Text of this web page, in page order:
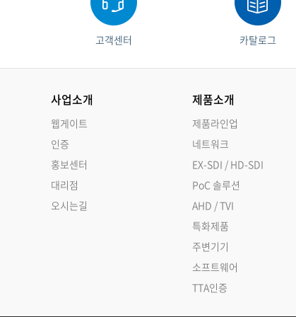
고객센터 카탈로그
사업소개
웹게이트
인증
홍보센터
대리점
오시는길
제품소개
제품라인업
네트워크
EX-SDI / HD-SDI
PoC 솔루션
AHD / TVI
특화제품
주변기기
소프트웨어
TTA인증